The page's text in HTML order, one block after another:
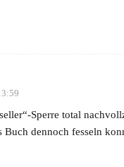
Sperre total
Buch dennoch fesseln